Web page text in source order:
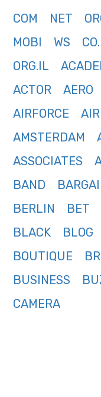
COM NET
MOBI
WS
ORG.IL
ACTOR
AERO
AIRFORCE
AMSTERDAM
ASSOCIATES
BAND
BERLIN
BET
BLACK
BLOG
BOUTIQUE
BUSINESS
CAMERA